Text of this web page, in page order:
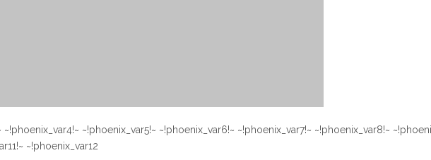
~!phoenix_var4!~ ~!phoenix_var5!~ ~!phoenix_var6!~ ~!phoenix_var7!~ ~!phoenix_var8!~
~!phoenix_var12!~